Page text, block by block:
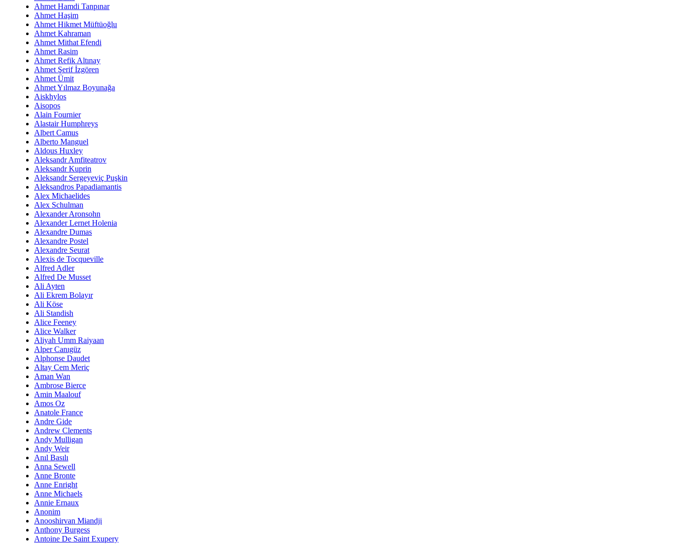
Ahmet Hamdi Tanpınar
Ahmet Haşim
Ahmet Hikmet Müftüoğlu
Ahmet Kahraman
Ahmet Mithat Efendi
Ahmet Rasim
Ahmet Refik Altınay
Ahmet Şerif İzgören
Ahmet Ümit
Ahmet Yılmaz Boyunağa
Aiskhylos
Aisopos
Alain Fournier
Alastair Humphreys
Albert Camus
Alberto Manguel
Aldous Huxley
Aleksandr Amfiteatrov
Aleksandr Kuprin
Aleksandr Sergeyeviç Puşkin
Aleksandros Papadiamantis
Alex Michaelides
Alex Schulman
Alexander Aronsohn
Alexander Lernet Holenia
Alexandre Dumas
Alexandre Postel
Alexandre Seurat
Alexis de Tocqueville
Alfred Adler
Alfred De Musset
Ali Ayten
Ali Ekrem Bolayır
Ali Köse
Ali Standish
Alice Feeney
Alice Walker
Aliyah Umm Raiyaan
Alper Canıgüz
Alphonse Daudet
Altay Cem Meriç
Aman Wan
Ambrose Bierce
Amin Maalouf
Amos Oz
Anatole France
Andre Gide
Andrew Clements
Andy Mulligan
Andy Weir
Anıl Basılı
Anna Sewell
Anne Bronte
Anne Enright
Anne Michaels
Annie Ernaux
Anonim
Anooshirvan Miandji
Anthony Burgess
Antoine De Saint Exupery